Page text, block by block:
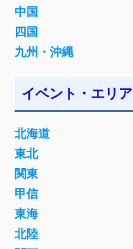
中国
四国
九州・沖縄
イベント・エリア
北海道
東北
関東
甲信
東海
北陸